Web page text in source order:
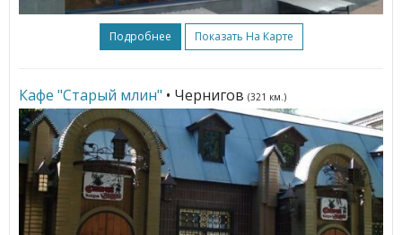
Подробнее Показать На Карте
Кафе "Старый млин" • Чернигов (321 км.)